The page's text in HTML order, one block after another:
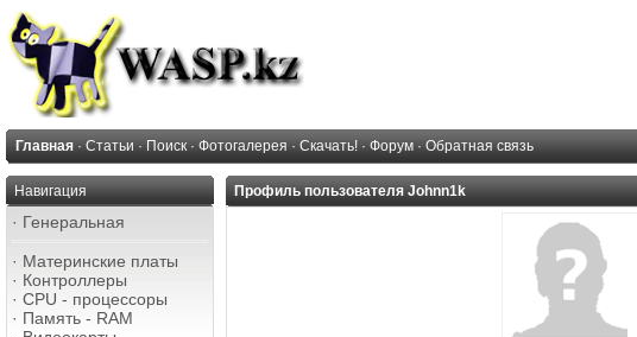
Главная · Статьи · Поиск · Фотогалерея · Скачать! · Форум · Обратная связь
Навигация
· Генеральная
· Материнские платы
· Контроллеры
· CPU - процессоры
· Память - RAM
Профиль пользователя Johnn1k